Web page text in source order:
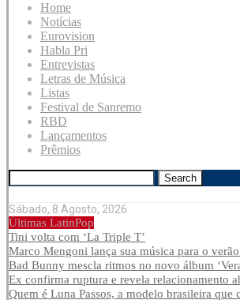
Home
Notícias
Eurovision
Habla Pri
Entrevistas
Letras de Música
Listas
Festival de Sanremo
RBD
Lançamentos
Prêmios
Search
Sábado, 8 Agosto, 2026
Últimas LatinPop
Tini volta com ‘La Triple T’
Marco Mengoni lança sua música para o verão
Bad Bunny mescla ritmos no novo álbum
Ex confirma ruptura e revela relacionamento
Quem é Luna Passos, a modelo brasileira